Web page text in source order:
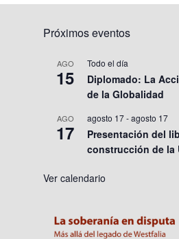
Próximos eventos
AGO
15
Todo el día
Diplomado: La
de la Globalidad
AGO
17
agosto 17-agosto 17
Presentación del
construcción de la
Ver calendario